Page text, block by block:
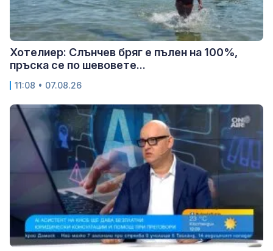
Хотелиер: Слънчев бряг е пълен на 100%,
пръска се по шевовете...
11:08 • 07.08.26